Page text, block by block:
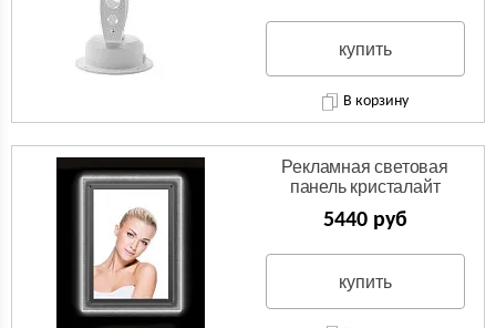
купить
В корзину
Рекламная световая
панель кристалайт
5440 руб
купить